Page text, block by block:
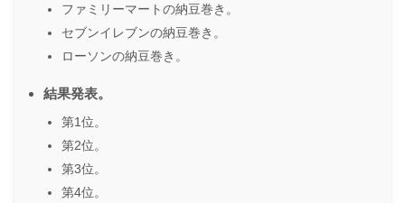
ファミリーマートの納豆巻き。
セブンイレブンの納豆巻き。
ローソンの納豆巻き。
結果発表。
第1位。
第2位。
第3位。
第4位。